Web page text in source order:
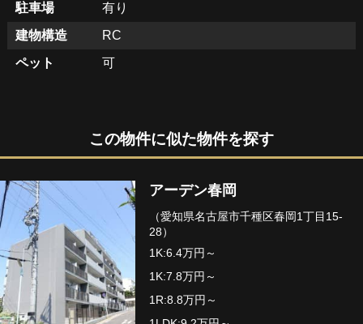
駐車場
有り
建物構造
RC
ペット
可
この物件に似た物件を探す
アーデン春岡
（愛知県名古屋市千種区春岡1丁目15-
28）
1K:6.4万円～
1K:7.8万円～
1R:8.8万円～